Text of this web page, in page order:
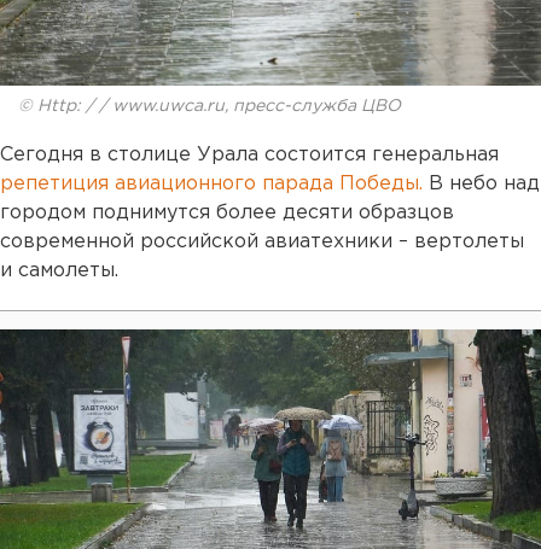
© Http: / / www.uwca.ru, пресс-служба ЦВО
Сегодня в столице Урала состоится генеральная
репетиция авиационного парада Победы. В небо над
городом поднимутся более десяти образцов
современной российской авиатехники – вертолеты
и самолеты.